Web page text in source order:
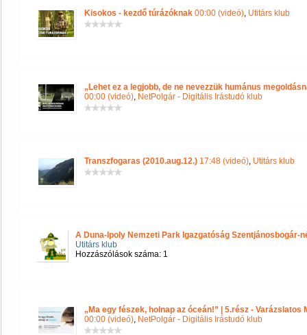
Kisokos - kezdő túrázóknak 00:00 (videó), Utitárs klub
„Lehet ez a legjobb, de ne nevezzük humánus
00:00 (videó), NetPolgár - Digitális Irástudó klub
Transzfogaras (2010.aug.12.) 17:48 (videó), Utitárs klub
A Duna-Ipoly Nemzeti Park Igazgatóság Szentjánosbogár-
Utitárs klub
Hozzászólások száma: 1
„Ma egy fészek, holnap az óceán!” | 5.rész -
00:00 (videó), NetPolgár - Digitális Irástudó klub